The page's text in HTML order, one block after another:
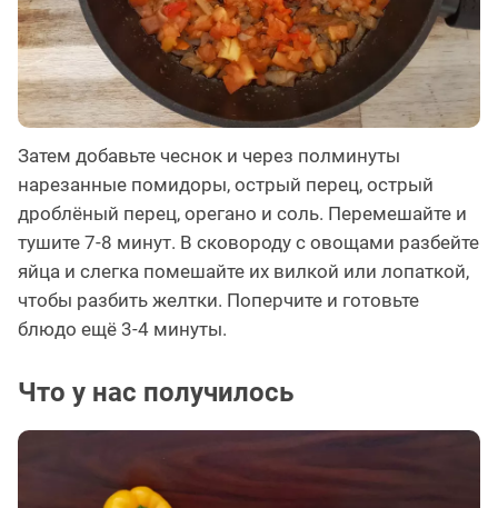
Затем добавьте чеснок и через полминуты
нарезанные помидоры, острый перец, острый
дроблёный перец, орегано и соль. Перемешайте и
тушите 7-8 минут. В сковороду с овощами разбейте
яйца и слегка помешайте их вилкой или лопаткой,
чтобы разбить желтки. Поперчите и готовьте
блюдо ещё 3-4 минуты.
Что у нас получилось